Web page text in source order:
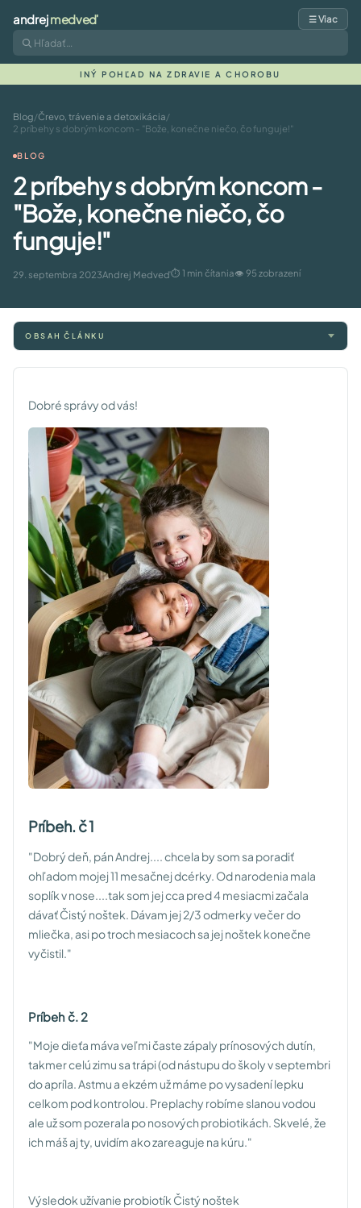
andrejmedveď ☰ Viac
INÝ POHĽAD NA ZDRAVIE A CHOROBU
Blog/Črevo, trávenie a detoxikácia/
2 príbehy s dobrým koncom - "Bože, konečne niečo, čo funguje!"
BLOG
2 príbehy s dobrým koncom -
"Bože, konečne niečo, čo
funguje!"
29. septembra 2023Andrej Medveď⏱ 1 min čítania👁 95 zobrazení
OBSAH ČLÁNKU
Dobré správy od vás!
Príbeh. č 1
"Dobrý deň, pán Andrej.... chcela by som sa poradiť
ohľadom mojej 11 mesačnej dcérky. Od narodenia mala
soplík v nose....tak som jej cca pred 4 mesiacmi začala
dávať Čistý noštek. Dávam jej 2/3 odmerky večer do
mliečka, asi po troch mesiacoch sa jej noštek konečne
vyčistil."
Príbeh č. 2
"Moje dieťa máva veľmi časte zápaly prínosových dutín,
takmer celú zimu sa trápi (od nástupu do školy v septembri
do apríla. Astmu a ekzém už máme po vysadení lepku
celkom pod kontrolou. Preplachy robíme slanou vodou
ale už som pozerala po nosových probiotikách. Skvelé, že
ich máš aj ty, uvidím ako zareaguje na kúru."
Výsledok užívanie probiotík Čistý noštek